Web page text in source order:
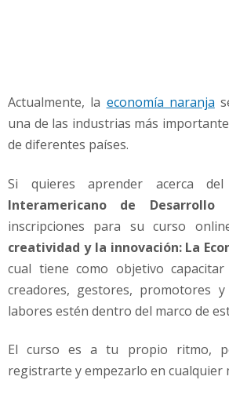
Actualmente, la economía naranja
una de las industrias más
de diferentes países.
Si quieres aprender acerca
Interamericano de Desarrollo
inscripciones para su curso
creatividad y la innovación: La
cual tiene como objetivo capacitar
creadores, gestores, promotores y
labores estén dentro del marco de
El curso es a tu propio ritmo,
registrarte y empezarlo en cualquier